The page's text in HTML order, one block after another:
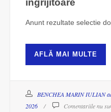
ingrijitoare
Anunt rezultate selectie
AFLĂ MAI MULTE
BENCHEA MARIN IULIAN
2026
Comentariile nu